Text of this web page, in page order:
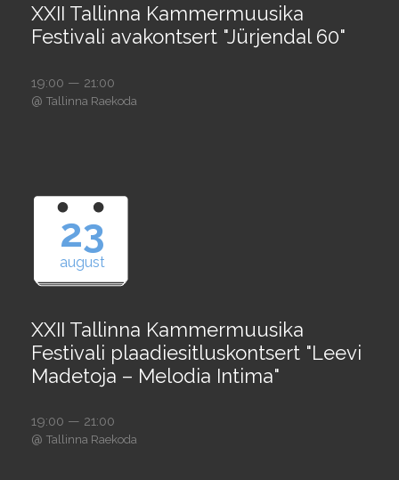
XXII Tallinna Kammermuusika
Festivali avakontsert "Jürjendal 60"
19:00 — 21:00
@ Tallinna Raekoda
23
august
XXII Tallinna Kammermuusika
Festivali plaadiesitluskontsert "Leevi
Madetoja – Melodia Intima"
19:00 — 21:00
@ Tallinna Raekoda